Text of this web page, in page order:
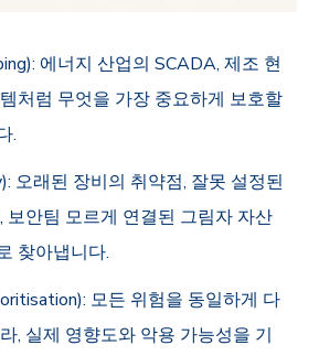
에너지 산업의 SCADA,제조 현
처럼 무엇을 가장 중요하게 보호할
.
오래된 장비의 취약점, 잘못 설정된
, 보안팀 모르게 연결된 그림자 자산
찾아냅니다.
모든 위험을 동일하게 다
, 실제 영향도와 악용 가능성을 기